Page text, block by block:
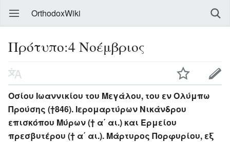
OrthodoxWiki
Πρότυπο:4 Νοέμβριος
Οσίου Ιωαννικίου του Μεγάλου, του εν Ολύμπω
Προύσης (†846). Ιερομαρτύρων Νικάνδρου
επισκόπου Μύρων († α΄ αι.) και Ερμείου
πρεσβυτέρου († α΄ αι.). Μάρτυρος Πορφυρίου, εξ